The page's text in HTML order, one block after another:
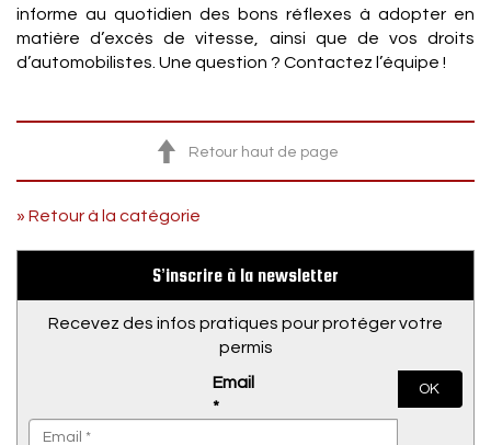
informe au quotidien des bons réflexes à adopter en
matière d’excès de vitesse, ainsi que de vos droits
d’automobilistes. Une question ? Contactez l’équipe !
Retour haut de page
» Retour à la catégorie
S’inscrire à la newsletter
Recevez des infos pratiques pour protéger votre
permis
Email
*
OK